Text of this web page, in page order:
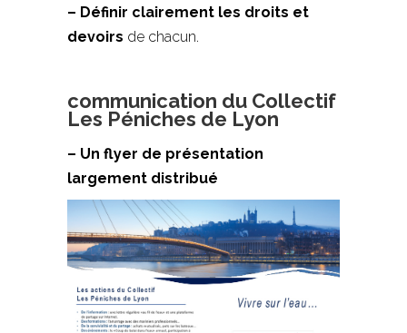
– Définir clairement les droits et
devoirs de chacun.
communication du Collectif
Les Péniches de Lyon
– Un flyer de présentation
largement distribué